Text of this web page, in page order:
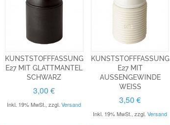
KUNSTSTOFFFASSUNG
E27 MIT GLATTMANTEL
SCHWARZ
3,00 €
Inkl. 19% MwSt.,zzgl.Versand
KUNSTSTOFFFASSUNG
E27 MIT
AUSSENGEWINDE W
EISS
3,50 €
Inkl. 19% MwSt.,zzgl.Versand